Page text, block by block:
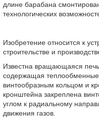
длине барабана
технологических
Изобретение относится к
строительстве и
Известна вращающаяся
содержащая теплообменные
винтообразным кольцом и
кронштейна закреплена
углом к радиальному
движения газов.